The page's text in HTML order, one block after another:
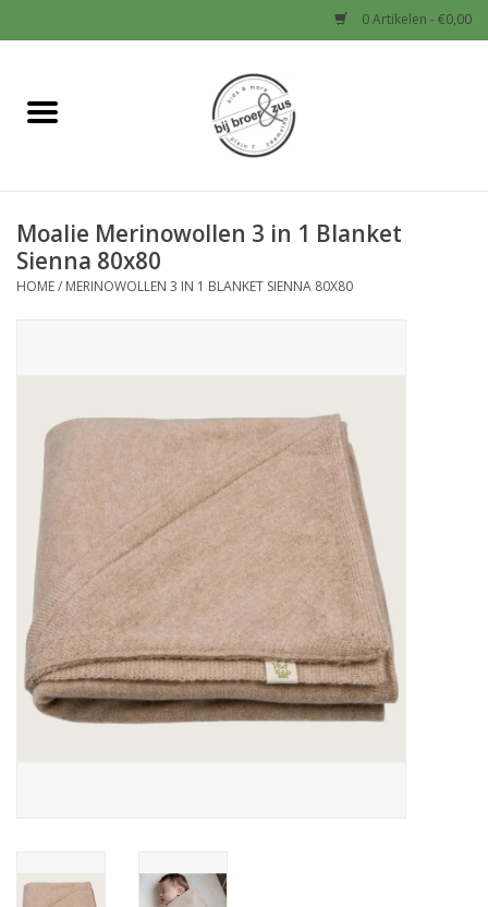
0 Artikelen - €0,00
Home
Baby
Jongens
Schoenen en Tassen
Speelgoed
Cadeaubonnen
Merken
Cadeaubon
Moalie Merinowollen 3 in 1 Blanket
Sienna 80x80
HOME/ MERINOWOLLEN 3 IN 1 BLANKET SIENNA 80X80